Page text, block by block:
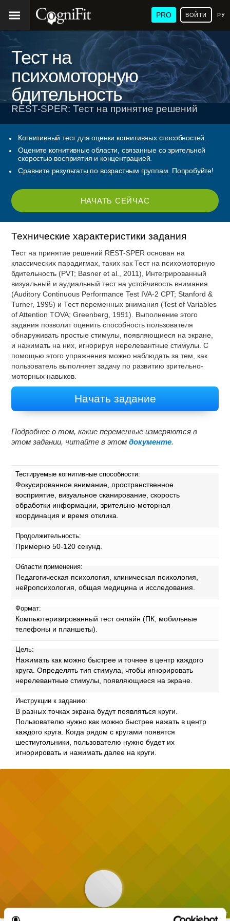
PRO ВОЙТИ
Тест на
психомоторную
бдительность
REST-SPER: Тест на принятие решений
Когнитивный тест для оценки когнитивных способностей.
Оцените когнитивные области, связанные со зрительной
скоростью восприятия и концентрацией.
Сравните результаты по возрастным группам. Попробуйте!
НАЧАТЬ СЕЙЧАС
Технические характеристики задания
Тест на принятие решений REST-SPER основан на
классических парадигмах, таких как Тест на психомоторную
бдительность (PVT; Basner et al., 2011), Интегрированный
визуальный и аудиальный тест на устойчивость внимания
(Auditory Continuous Performance Test IVA-2 CPT; Stanford &
Turner, 1995) и Тест переменных внимания (Test of Variables
of Attention TOVA; Greenberg, 1991). Выполнение этого
задания позволит оценить способность пользователя
обнаруживать простые стимулы, появляющиеся на экране,
и нажимать на них, игнорируя нерелевантные стимулы. С
помощью этого упражнения можно наблюдать за тем, как
пользователь выполняет задачу по развитию зрительно-
моторных навыков.
Начать задание
Подробнее о том, какие переменные измеряются в
этом задании, читайте в этомдокументе.
Тестируемые когнитивные способности:
Фокусированное внимание, пространственное
восприятие, визуальное сканирование, скорость
обработки информации, зрительно-моторная
координация и время отклика.
Продолжительность:
Примерно 50-120 секунд.
Области применения:
Педагогическая психология, клиническая психология,
нейропсихология, общая медицина и исследования.
Формат:
Компьютеризированный тест онлайн (ПК, мобильные
телефоны и планшеты).
Цель:
Нажимать как можно быстрее и точнее в центр каждого
круга. Определять тип стимула, чтобы игнорировать
нерелевантные стимулы, появляющиеся на экране.
Инструкции к заданию:
В разных точках экрана будут появляться круги.
Пользователю нужно как можно быстрее нажать в центр
каждого круга. Когда рядом с кругами появятся
шестиугольники, пользователю нужно будет их
игнорировать и нажимать далее на круги.